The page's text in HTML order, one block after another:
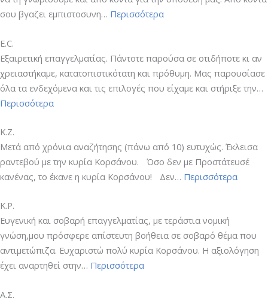
σου βγαζει εμπιστοσυνη… Περισσότερα“V.S.”
Ε.C.
Εξαιρετική επαγγελματίας. Πάντοτε παρούσα σε οτιδήποτε κι αν
χρειαστήκαμε, κατατοπιστικότατη και πρόθυμη. Μας παρουσίασε
όλα τα ενδεχόμενα και τις επιλογές που είχαμε και στήριξε την…
Περισσότερα“Ε.C.”
Κ.Ζ.
Μετά από χρόνια αναζήτησης (πάνω από 10) ευτυχώς. Έκλεισα
ραντεβού με την κυρία Κορσάνου. Όσο δεν με Προστάτευσέ
κανένας, το έκανε η κυρία Κορσάνου! Δεν… Περισσότερα“Κ.Ζ.”
Κ.Ρ.
Ευγενική και σοβαρή επαγγελματίας, με τεράστια νομική
γνώση,μου πρόσφερε απίστευτη βοήθεια σε σοβαρό θέμα που
αντιμετώπιζα. Ευχαριστώ πολύ κυρία Κορσάνου. Η αξιολόγηση
έχει αναρτηθεί στην… Περισσότερα“Κ.Ρ.”
Α.Σ.